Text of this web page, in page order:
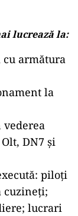
lucrează la:
armătura
la
vederea
DN7 și
piloți
cuzineți;
lucrari